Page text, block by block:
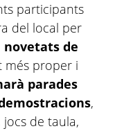
participants
del local per
de
més proper i
parades
,
de taula,